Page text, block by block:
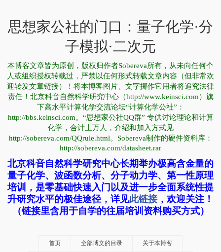
思想家公社的门口：量子化学·分
子模拟·二次元
本博客文章皆为原创，版权归作者Sobereva所有，从未向任何个
人或组织授权转载过，严禁以任何形式转载文章内容（但非常欢
迎转发文章链接）！将本博客图片、文字挪作它用者将追究法律
责任！北京科音自然科学研究中心（http://www.keinsci.com）旗
下高水平计算化学交流论坛“计算化学公社”：
http://bbs.keinsci.com。“思想家公社QQ群” 专供讨论理论和计算
化学，合计上万人，介绍和加入方式见
http://sobereva.com/QQrule.html。Sobereva制作的硬件资料库：
http://sobereva.com/datasheet.rar
北京科音自然科学研究中心长期举办极高含金量的
量子化学、波函数分析、分子动力学、第一性原理
培训，是零基础快速入门以及进一步全面系统性提
升研究水平的极佳途径，详见此链接，欢迎关注！
（链接里含用于自学的往届培训资料购买方式）
首页 全部博文的目录 关于本博客